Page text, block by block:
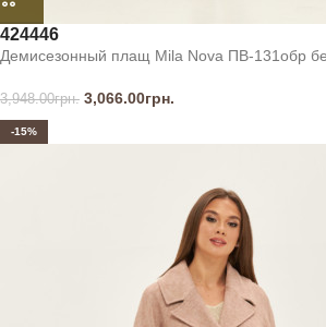
424446
Демисезонный плащ Mila Nova ПВ-131обр
3,948.00грн. 3,066.00грн.
-15%